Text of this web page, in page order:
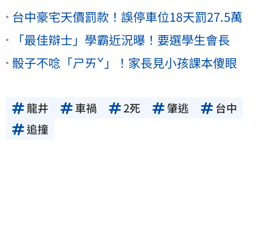
台中豪宅天價罰款！誤停車位18天罰27.5萬
「最佳辯士」學霸近況曝！要選學生會長
骰子不唸「ㄕㄞˇ」！家長見小孩課本傻眼
龍井 車禍 2死 肇逃
台中
追撞